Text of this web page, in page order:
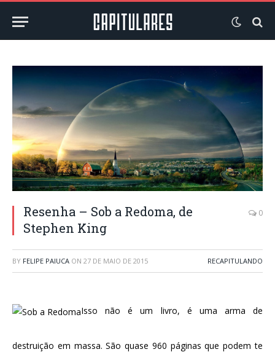
Resenha – Sob a Redoma, de
Stephen King
0
BY FELIPE PAIUCA ON 27 DE MAIO DE 2015 RECAPITULANDO
Isso não é um livro, é uma arma de
destruição em massa. São quase 960 páginas que podem te